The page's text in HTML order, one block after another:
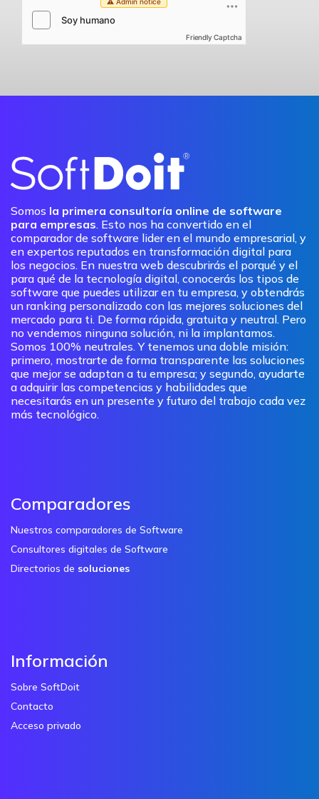
Friendly Captcha
Somos la primera consultoría online de software
para empresas. Esto nos ha convertido en el
comparador de software lider en el mundo empresarial, y
en expertos reputados en transformación digital para
los negocios. En nuestra web descubrirás el porqué y el
para qué de la tecnología digital, conocerás los tipos de
software que puedes utilizar en tu empresa, y obtendrás
un ranking personalizado con las mejores soluciones del
mercado para ti. De forma rápida, gratuita y neutral. Pero
no vendemos ninguna solución, ni la implantamos.
Somos 100% neutrales. Y tenemos una doble misión:
primero, mostrarte de forma transparente las soluciones
que mejor se adaptan a tu empresa; y segundo, ayudarte
a adquirir las competencias y habilidades que
necesitarás en un presente y futuro del trabajo cada vez
más tecnológico.
Comparadores
Nuestros comparadores de Software
Consultores digitales de Software
Directorios de soluciones
Información
Sobre SoftDoit
Contacto
Acceso privado